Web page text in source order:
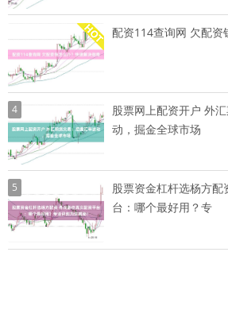
配资114查询网 欠配资
4
股票网上配资开户 外
动，掘金全球市场
5
股票资金杠杆选杨方
台：哪个最好用？专